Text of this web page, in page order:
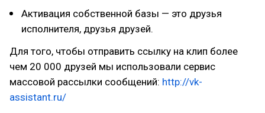
Активация собственной базы — это друзья
исполнителя, друзья друзей.
Для того, чтобы отправить ссылку на клип более
чем 20 000 друзей мы использовали сервис
массовой рассылки сообщений: http://vk-
assistant.ru/